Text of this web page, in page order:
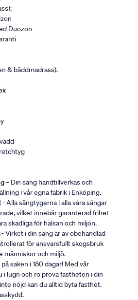
Duozon
& bäddmadrass).
– Din säng handtillverkas och
i vår egna fabrik i Enköping.
- Alla sängtygerna i alla våra sängar
vilket innebär garanterad frihet
skadliga för hälsan och miljön.
- Virket i din säng är av obehandlad
för ansvarsfullt skogsbruk
människor och miljö.
på saken i 180 dagar! Med vår
i lugn och ro prova fastheten i din
nöjd kan du alltid byta fasthet.